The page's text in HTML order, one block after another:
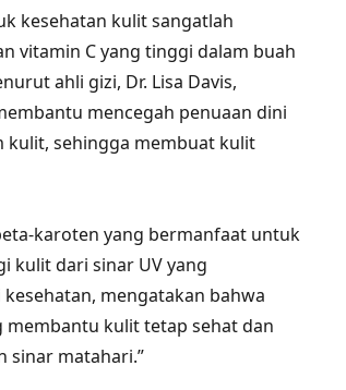
kesehatan kulit sangatlah
vitamin C yang tinggi dalam buah
ahli gizi, Dr. Lisa Davis,
mencegah penuaan dini
kulit, sehingga membuat kulit
karoten yang bermanfaat untuk
kulit dari sinar UV yang
kesehatan, mengatakan bahwa
kulit tetap sehat dan
sinar matahari.”